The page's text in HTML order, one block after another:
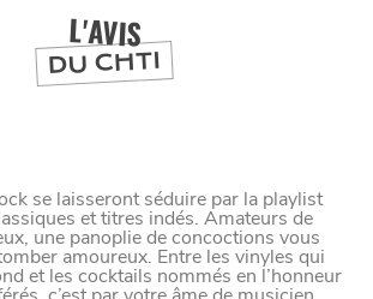
L'AVIS
DU CHTI
se laisseront séduire par la playlist
et titres indés. Amateurs de
une panoplie de concoctions vous
amoureux. Entre les vinyles qui
et les cocktails nommés en l’honneur